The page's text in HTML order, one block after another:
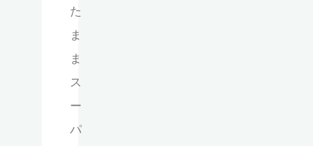
た
ま
ま
ス
ー
パ